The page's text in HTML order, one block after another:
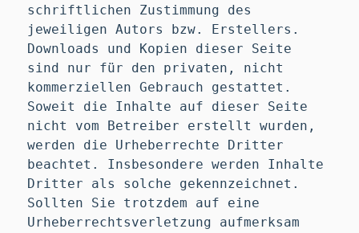
schriftlichen Zustimmung des
jeweiligen Autors bzw. Erstellers.
Downloads und Kopien dieser Seite
sind nur für den privaten, nicht
kommerziellen Gebrauch gestattet.
Soweit die Inhalte auf dieser Seite
nicht vom Betreiber erstellt wurden,
werden die Urheberrechte Dritter
beachtet. Insbesondere werden Inhalte
Dritter als solche gekennzeichnet.
Sollten Sie trotzdem auf eine
Urheberrechtsverletzung aufmerksam